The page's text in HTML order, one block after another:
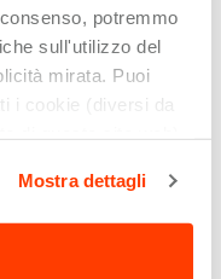
potremmo
sull'utilizzo del
mirata. Puoi
i cookie (diversi da
tipi di cookie e
sul pulsante
Mostra dettagli